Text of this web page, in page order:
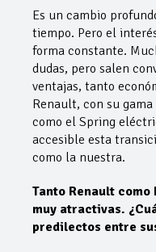
Es un cambio
tiempo. Pero el
forma constante.
dudas, pero salen
ventajas, tanto
Renault, con su gama
como el Spring
accesible esta
como la nuestra.
Tanto Renault
muy atractivas.
predilectos entre